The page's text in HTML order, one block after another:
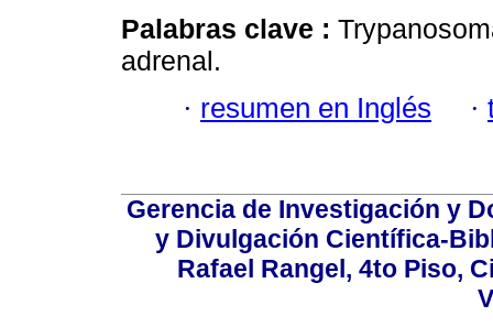
Palabras clave :
adrenal.
· resumen en Inglés ·
Gerencia de Investigación y
y Divulgación Científica-
Rafael Rangel, 4to Piso,